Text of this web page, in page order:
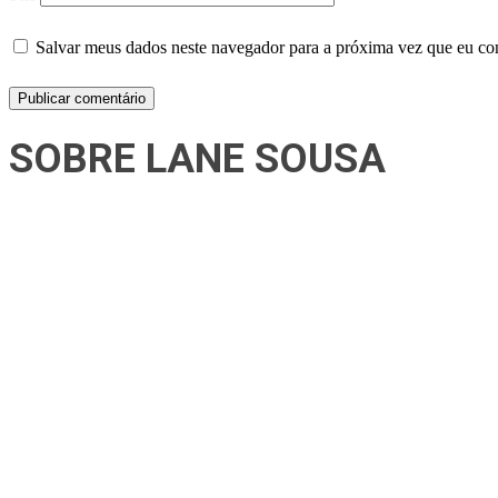
Salvar meus dados neste navegador para a próxima vez que eu
SOBRE LANE SOUSA